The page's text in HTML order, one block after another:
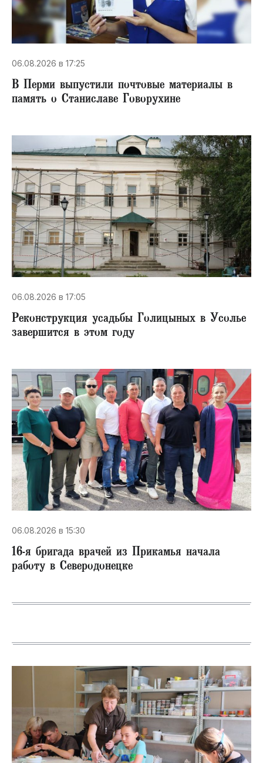
06.08.2026 в 17:25
В Перми выпустили почтовые материалы в
память о Станиславе Говорухине
06.08.2026 в 17:05
Реконструкция усадьбы Голицыных в Усолье
завершится в этом году
06.08.2026 в 15:30
16-я бригада врачей из Прикамья начала
работу в Северодонецке